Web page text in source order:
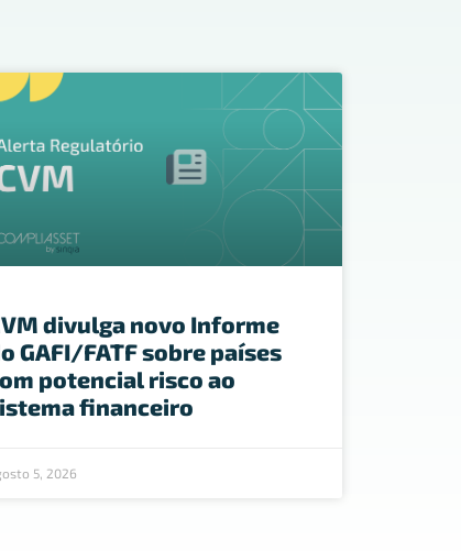
divulga novo Informe
GAFI/FATF sobre países
potencial risco ao
financeiro
5, 2026